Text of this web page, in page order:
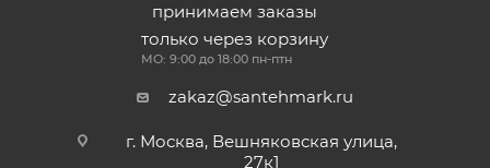
принимаем заказы
только через корзину
МО: 9:00 до 18:00 пн-птн
zakaz@santehmark.ru
г. Москва, Вешняковская улица,
27к1